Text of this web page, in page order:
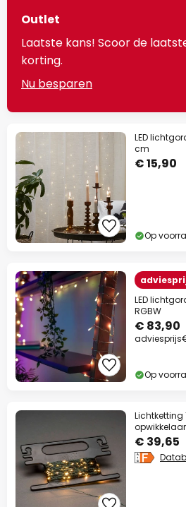
Outlet
Laatste kans! Scoor de
korting.
Nu besparen
LED
cm
€ 15,90
Op
LED
RGBW
€ 83,90
adviesprijs
Op
Lichtketting
opwikkelaar
€ 39,65